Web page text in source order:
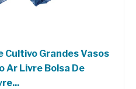
Cultivo Grandes Vasos
Ar Livre Bolsa De